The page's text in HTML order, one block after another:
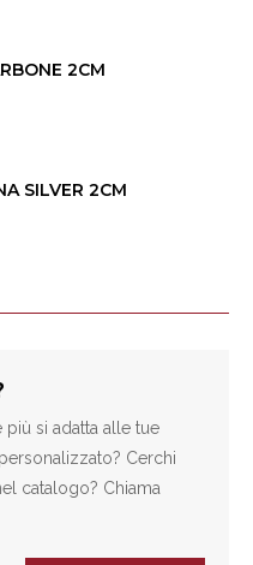
2CM
SILVER 2CM
si adatta alle tue
Cerchi
catalogo? Chiama